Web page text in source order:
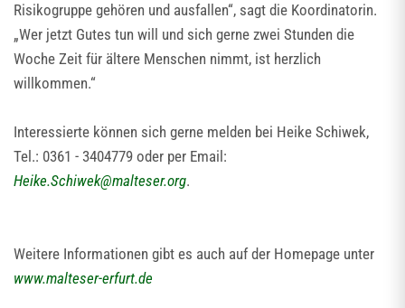
Risikogruppe gehören und ausfallen“, sagt die Koordinatorin.
„Wer jetzt Gutes tun will und sich gerne zwei Stunden die
Woche Zeit für ältere Menschen nimmt, ist herzlich
willkommen.“
Interessierte können sich gerne melden bei Heike Schiwek,
Tel.: 0361 - 3404779 oder per Email:
Heike.Schiwek@malteser.org.
Weitere Informationen gibt es auch auf der Homepage unter
www.malteser-erfurt.de